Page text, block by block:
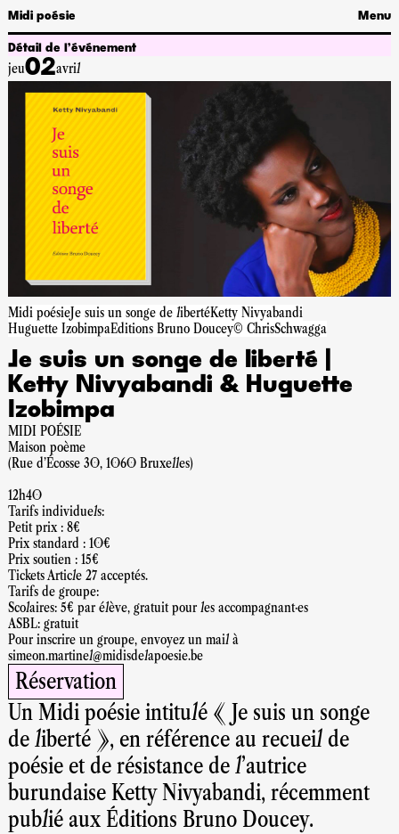
Midi poésie Menu
Détail de l’événement
jeu02avril
Midi poésieJe suis un songe de libertéKetty Nivyabandi
Huguette IzobimpaEditions Bruno Doucey© ChrisSchwagga
Je suis un songe de liberté |
Ketty Nivyabandi & Huguette
Izobimpa
MIDI POÉSIE
Maison poème
(Rue d'Écosse 30, 1060 Bruxelles)
12h40
Tarifs individuels:
Petit prix : 8€
Prix standard : 10€
Prix soutien : 15€
Tickets Article 27 acceptés.
Tarifs de groupe:
Scolaires: 5€ par élève, gratuit pour les accompagnant·es
ASBL: gratuit
Pour inscrire un groupe, envoyez un mail à
simeon.martinel@midisdelapoesie.be
Réservation
Un Midi poésie intitulé « Je suis un songe
de liberté », en référence au recueil de
poésie et de résistance de l’autrice
burundaise Ketty Nivyabandi, récemment
publié aux Éditions Bruno Doucey.